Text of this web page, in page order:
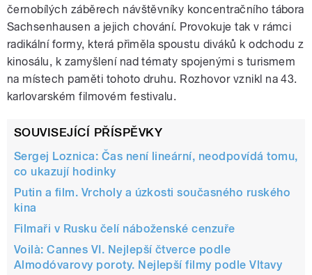
černobílých záběrech návštěvníky koncentračního tábora
Sachsenhausen a jejich chování. Provokuje tak v rámci
radikální formy, která přiměla spoustu diváků k odchodu z
kinosálu, k zamyšlení nad tématy spojenými s turismem
na místech paměti tohoto druhu. Rozhovor vznikl na 43.
karlovarském filmovém festivalu.
SOUVISEJÍCÍ PŘÍSPĚVKY
Sergej Loznica: Čas není lineární, neodpovídá tomu,
co ukazují hodinky
Putin a film. Vrcholy a úzkosti současného ruského
kina
Filmaři v Rusku čelí náboženské cenzuře
Voilà: Cannes VI. Nejlepší čtverce podle
Almodóvarovy poroty. Nejlepší filmy podle Vltavy